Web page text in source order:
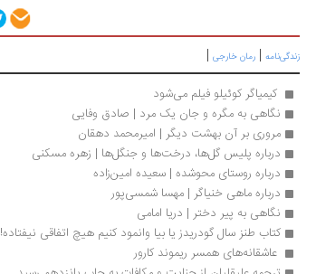
زندگی‌نامه | رمان خارجی |
کیمیاگر کوئیلو فیلم می‌شود
نگاهی به مگره و جان یک مرد | صادق وفایی
مروری بر آن بهشت دیگر | امیرمحمد دهقان
درباره پلیس گل‌ها، درخت‌ها و جنگل‌ها | زهره مسکنی
درباره روستای محوشده | سعیده امین‌زاده
درباره ماهی خنیاگر | مهسا شمسی‌پور
نگاهی به پیر دختر | دریا امامی
کتاب طنز سال گودریدز یا بیا وانمود کنیم هیچ اتفاقی نیفتاده!
عاشقانه‌های همسر ریموند کارور